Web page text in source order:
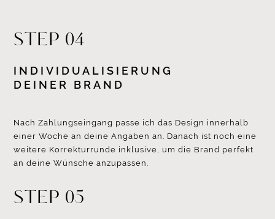
STEP 04
INDIVIDUALISIERUNG
DEINER BRAND
Nach Zahlungseingang passe ich das Design innerhalb
einer Woche an deine Angaben an. Danach ist noch eine
weitere Korrekturrunde inklusive, um die Brand perfekt
an deine Wünsche anzupassen.
STEP 05